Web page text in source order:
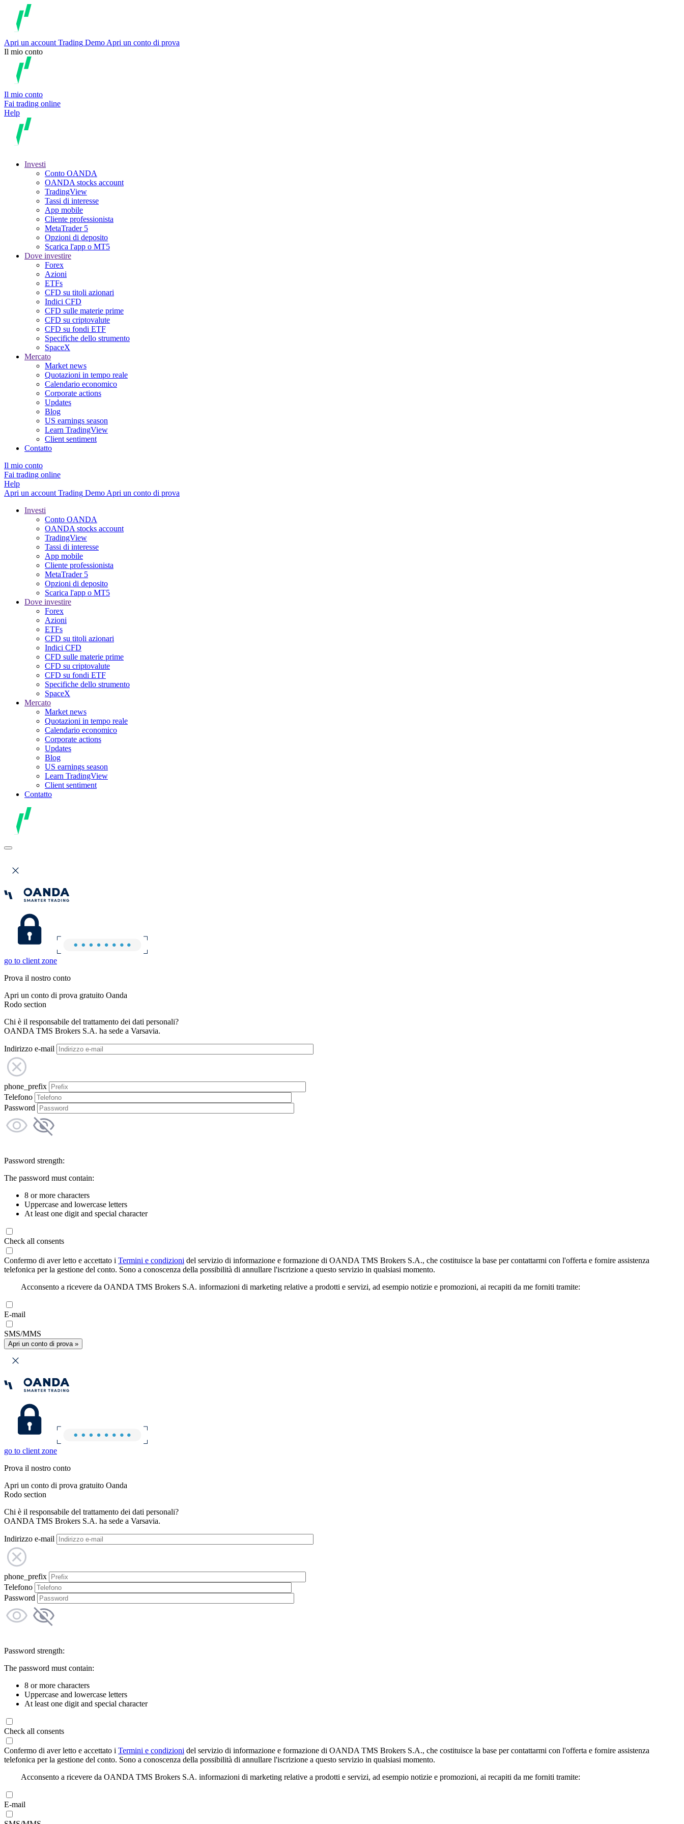
Apri un account Trading Demo Apri un conto di prova
Il mio conto
Il mio conto
Fai trading online
Help
Investi
Conto OANDA
OANDA stocks account
TradingView
Tassi di interesse
App mobile
Cliente professionista
MetaTrader 5
Opzioni di deposito
Scarica l'app o MT5
Dove investire
Forex
Azioni
ETFs
CFD su titoli azionari
Indici CFD
CFD sulle materie prime
CFD su criptovalute
CFD su fondi ETF
Specifiche dello strumento
SpaceX
Mercato
Market news
Quotazioni in tempo reale
Calendario economico
Corporate actions
Updates
Blog
US earnings season
Learn TradingView
Client sentiment
Contatto
Il mio conto
Fai trading online
Help
Apri un account Trading Demo Apri un conto di prova
Investi
Conto OANDA
OANDA stocks account
TradingView
Tassi di interesse
App mobile
Cliente professionista
MetaTrader 5
Opzioni di deposito
Scarica l'app o MT5
Dove investire
Forex
Azioni
ETFs
CFD su titoli azionari
Indici CFD
CFD sulle materie prime
CFD su criptovalute
CFD su fondi ETF
Specifiche dello strumento
SpaceX
Mercato
Market news
Quotazioni in tempo reale
Calendario economico
Corporate actions
Updates
Blog
US earnings season
Learn TradingView
Client sentiment
Contatto
go to client zone
Prova il nostro conto
Apri un conto di prova gratuito Oanda
Rodo section
Chi è il responsabile del trattamento dei dati personali?
OANDA TMS Brokers S.A. ha sede a Varsavia.
Indirizzo e-mail
phone_prefix
Telefono
Password
Password strength:
The password must contain:
8 or more characters
Uppercase and lowercase letters
At least one digit and special character
Check all consents
Confermo di aver letto e accettato i Termini e condizioni del servizio di informazione e formazione di OANDA TMS Brokers S.A., che costituisce la base per contattarmi con l'offerta e fornire assistenza
telefonica per la gestione del conto. Sono a conoscenza della possibilità di annullare l'iscrizione a questo servizio in qualsiasi momento.
Acconsento a ricevere da OANDA TMS Brokers S.A. informazioni di marketing relative a prodotti e servizi, ad esempio notizie e promozioni, ai recapiti da me forniti tramite:
E-mail
SMS/MMS
Apri un conto di prova »
go to client zone
Prova il nostro conto
Apri un conto di prova gratuito Oanda
Rodo section
Chi è il responsabile del trattamento dei dati personali?
OANDA TMS Brokers S.A. ha sede a Varsavia.
Indirizzo e-mail
phone_prefix
Telefono
Password
Password strength:
The password must contain:
8 or more characters
Uppercase and lowercase letters
At least one digit and special character
Check all consents
Confermo di aver letto e accettato i Termini e condizioni del servizio di informazione e formazione di OANDA TMS Brokers S.A., che costituisce la base per contattarmi con l'offerta e fornire assistenza
telefonica per la gestione del conto. Sono a conoscenza della possibilità di annullare l'iscrizione a questo servizio in qualsiasi momento.
Acconsento a ricevere da OANDA TMS Brokers S.A. informazioni di marketing relative a prodotti e servizi, ad esempio notizie e promozioni, ai recapiti da me forniti tramite:
E-mail